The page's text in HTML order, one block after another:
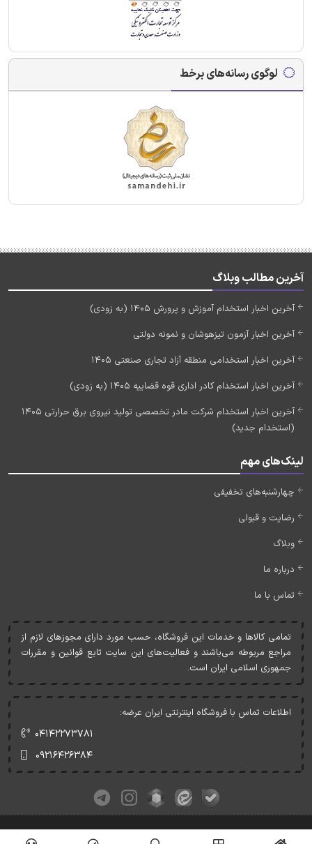
لوگوی رسانه‌های برخط
آخرین مطالب وبلاگ
آخرین اخبار استخدام آموزش و پرورش 1405 (به زودی)
آخرین اخبار آزمون تیزهوشان و نمونه دولتی
آخرین اخبار استخدامی منطقه آزاد تجاری صنعتی 1405
آخرین اخبار استخدام کادر اداری قوه قضاییه 1405 (به زودی)
آخرین اخبار استخدام شرکت مادر تخصصی تولید نیروی برق حرارتی 1405
(استخدام جدید)
لینک‌های مهم
چهارشنبه‌های تخفیفی
رضایت و قبولی
وبلاگ
درباره ما
تماس با ما
تمامی کالاها و خدمات اين فروشگاه، حسب مورد دارای مجوزهای لازم از
مراجع مربوطه می‌باشند و فعاليت‌های اين سايت تابع قوانين و مقررات
جمهوری اسلامی ايران است.
اطلاعات تماس با فروشگاه اینترنتی ایران عرضه:
۰۴۱۴۲۲۷۳۷۸۱
۰۹۲۱۶۴۲۶۳۸۴